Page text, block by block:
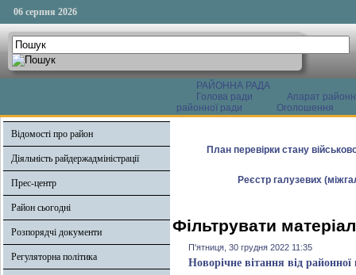
06 серпня 2026
РАЙОННА РАДА
Голова ради
Апарат
районної ради
Оголошення
Відомості про район
Діяльність райдержадміністрації
Прес-центр
Район сьогодні
Розпорядчі документи
Регуляторна політика
План перевірки стану
Реєстр галузевих
Фільтрувати
П'ятниця, 30 грудня 2022 11:35
Новорічне вітання від районної